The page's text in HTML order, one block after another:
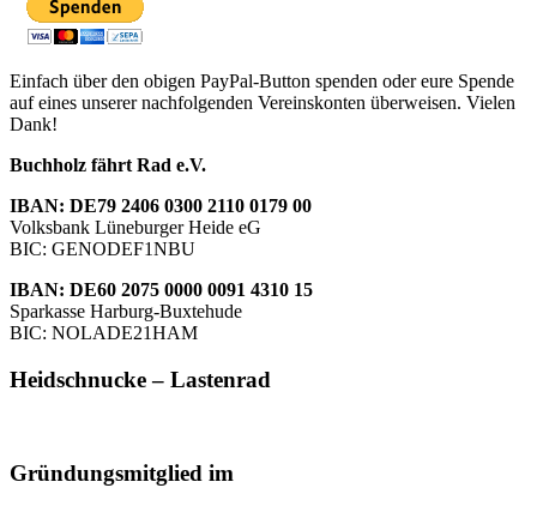
Einfach über den obigen PayPal-Button spenden oder eure Spende
auf eines unserer nachfolgenden Vereinskonten überweisen. Vielen
Dank!
Buchholz fährt Rad e.V.
IBAN: DE79 2406 0300 2110 0179 00
Volksbank Lüneburger Heide eG
BIC: GENODEF1NBU
IBAN: DE60 2075 0000 0091 4310 15
Sparkasse Harburg-Buxtehude
BIC: NOLADE21HAM
Heidschnucke – Lastenrad
Gründungsmitglied im